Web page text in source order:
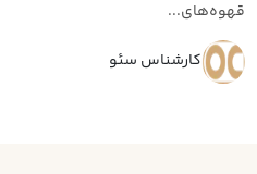
قهوه‌های...
کارشناس سئو